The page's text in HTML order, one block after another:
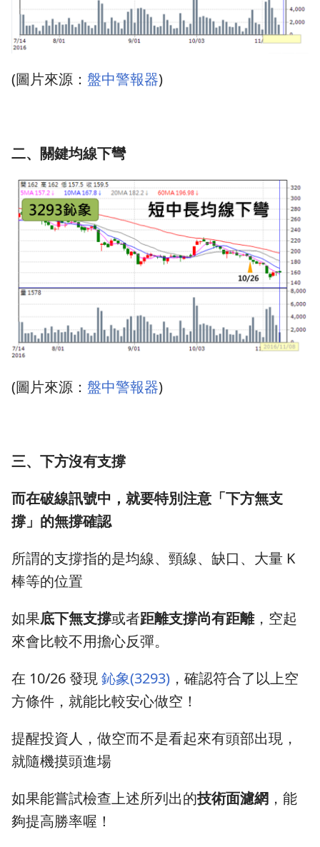
(圖片來源： 盤中警報器)
二、關鍵均線下彎
(圖片來源： 盤中警報器)
三、下方沒有支撐
而在破線訊號中，就要特別注意「下方無支
撐」的無撐確認
所謂的支撐指的是均線、頸線、缺口、大量 K
棒等的位置
如果底下無支撐或者距離支撐尚有距離，空起
來會比較不用擔心反彈。
在 10/26 發現鈊象(3293) ，確認符合了以上空
方條件，就能比較安心做空！
提醒投資人，做空而不是看起來有頭部出現，
就隨機摸頭進場
如果能嘗試檢查上述所列出的技術面濾網 ，能
夠提高勝率喔！